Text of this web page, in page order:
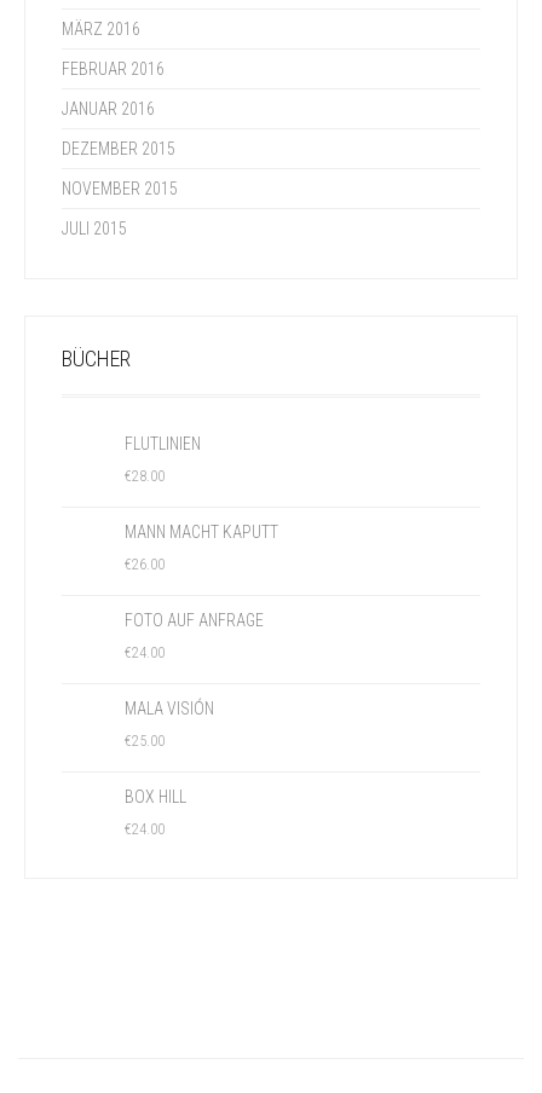
MÄRZ 2016
FEBRUAR 2016
JANUAR 2016
DEZEMBER 2015
NOVEMBER 2015
JULI 2015
BÜCHER
FLUTLINIEN
€28.00
MANN MACHT KAPUTT
€26.00
FOTO AUF ANFRAGE
€24.00
MALA VISIÓN
€25.00
BOX HILL
€24.00